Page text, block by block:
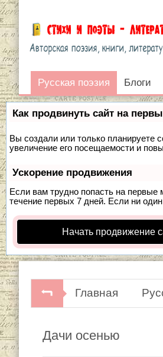
Русская поэзия
Войти
Русская поэзия Блоги
Как продвинуть сайт на
Вы создали или только планируете
увеличение его посещаемости и
Ускорение продвижения
Если вам трудно попасть на первые
течение первых 7 дней. Если ни
Начать продвижение
Главная
Дачи осенью